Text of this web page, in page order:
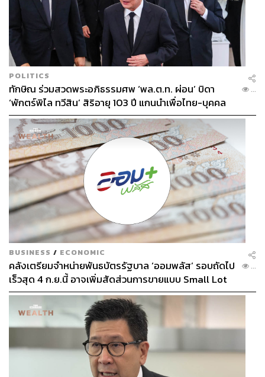
POLITICS
ทักษิณ ร่วมสวดพระอภิธรรมศพ ‘พล.ต.ท. ผ่อน’ บิดา
‘พักตร์พิไล ทวีสิน’ สิริอายุ 103 ปี แกนนำเพื่อไทย-บุคคล
หลากวงการร่วมอาลัย
...
BUSINESS / ECONOMIC
คลังเตรียมจำหน่ายพันธบัตรรัฐบาล ‘ออมพลัส’ รอบถัดไป
เร็วสุด 4 ก.ย.นี้ อาจเพิ่มสัดส่วนการขายแบบ Small Lot
First มากขึ้น
...